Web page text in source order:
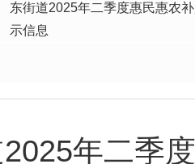
东街道2025年二季度惠民惠农
示信息
年二季